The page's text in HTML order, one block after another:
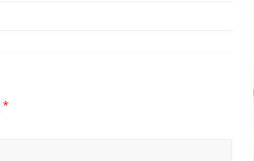
*